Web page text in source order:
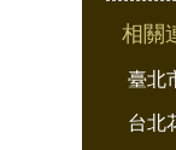
相關
臺北
台北